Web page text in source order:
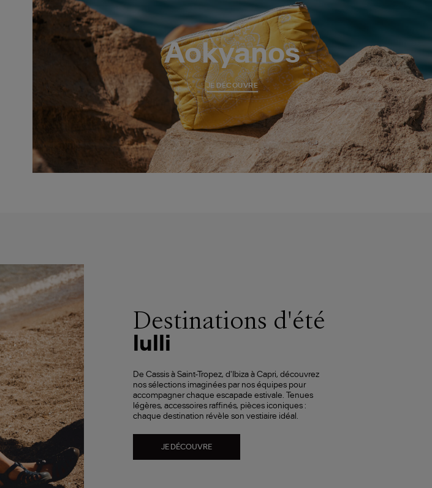
Aokyanos
JE DÉCOUVRE
Destinations d'été
lulli
De Cassis à Saint-Tropez, d'Ibiza à Capri, découvrez
nos sélections imaginées par nos équipes pour
accompagner chaque escapade estivale. Tenues
légères, accessoires raffinés, pièces iconiques :
chaque destination révèle son vestiaire idéal.
JE DÉCOUVRE